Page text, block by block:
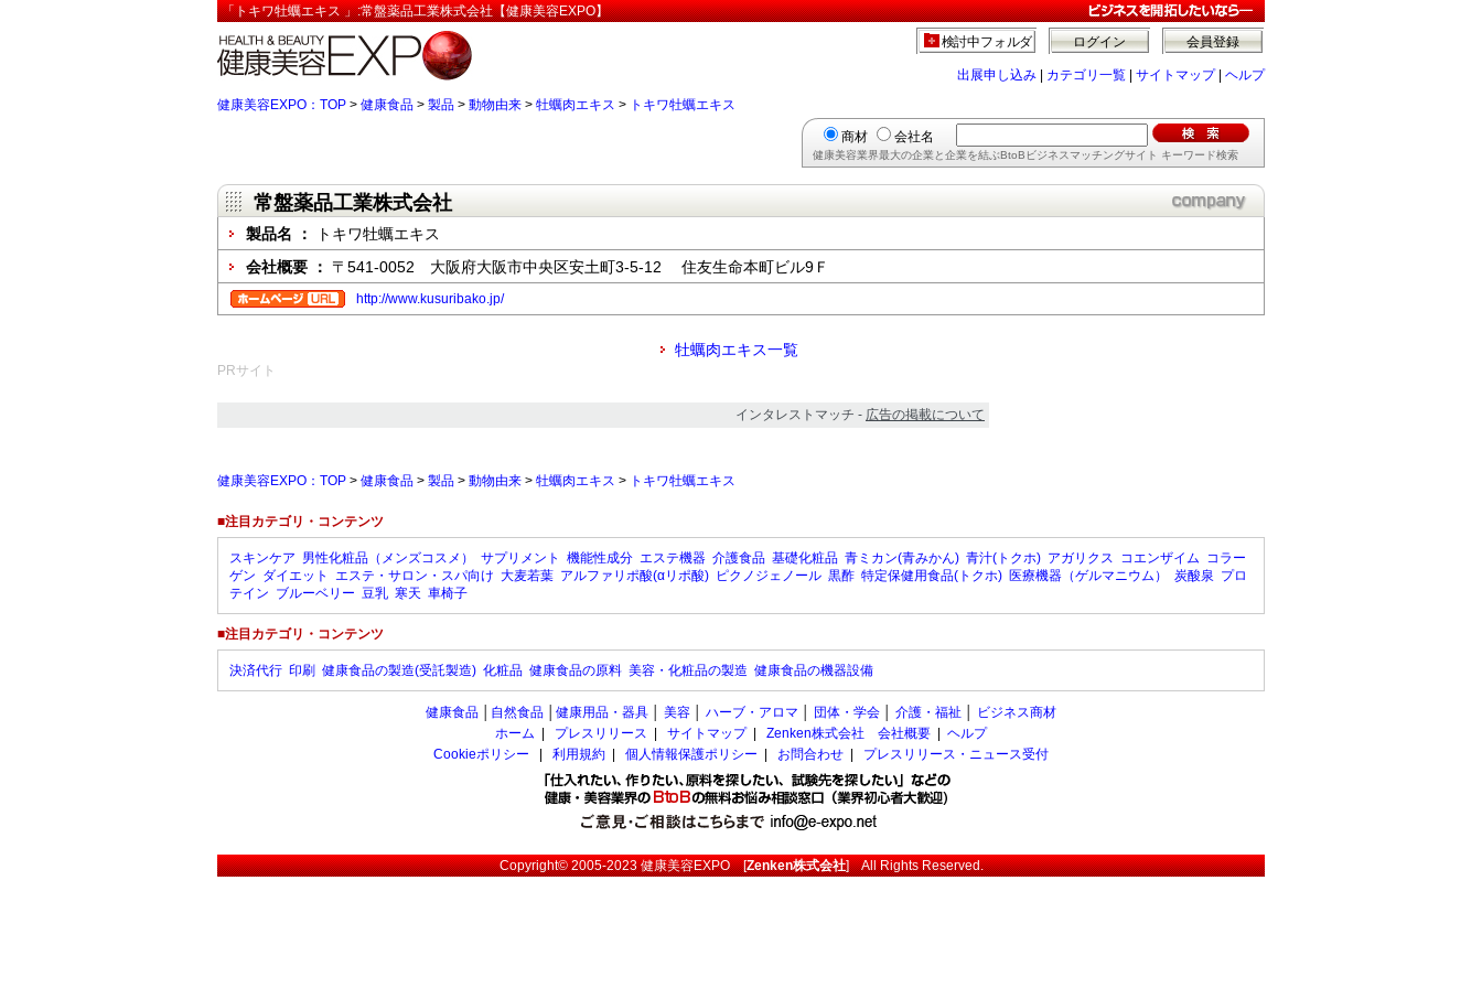
「トキワ牡蠣エキス 」:常盤薬品工業株式会社【健康美容EXPO】
会員登録
ログイン
検討中フォルダ
出展申し込み カテゴリ一覧 サイトマップ| ヘルプ
健康美容EXPO：TOP > 健康食品 > 製品 > 動物由来 > 牡蠣肉エキス > トキワ牡蠣エキス
商材 会社名
健康美容業界最大の企業と企業を結ぶBtoBビジネスマッチングサイト キーワード検索
常盤薬品工業株式会社
製品名 ：
トキワ牡蠣エキス
会社概要 ： 〒541-0052 大阪府大阪市中央区安土町3-5-12 住友生命本町ビル9Ｆ
http://www.kusuribako.jp/
牡蠣肉エキス一覧
PRサイト
インタレストマッチ - 広告の掲載について
健康美容EXPO：TOP > 健康食品 > 製品 > 動物由来 > 牡蠣肉エキス > トキワ牡蠣エキス
■注目カテゴリ・コンテンツ
スキンケア 男性化粧品（メンズコスメ） サプリメント 機能性成分 エステ機器 介護食品 基礎化粧品 青ミカン(青みかん) 青汁(トクホ) アガリクス コエンザイム コラー
ゲン ダイエット エステ・サロン・スパ向け 大麦若葉 アルファリポ酸(αリポ酸) ピクノジェノール 黒酢 特定保健用食品(トクホ) 医療機器（ゲルマニウム） 炭酸泉 プロ
テイン ブルーベリー 豆乳 寒天 車椅子
■注目カテゴリ・コンテンツ
決済代行 印刷 健康食品の製造(受託製造) 化粧品 健康食品の原料 美容・化粧品の製造 健康食品の機器設備
健康食品 自然食品 健康用品・器具 美容 ハーブ・アロマ 団体・学会 介護・福祉
ビジネス商材
ホーム
プレスリリース サイトマップ| Zenken株式会社 会社概要
ヘルプ
Cookieポリシー
利用規約 個人情報保護ポリシー お問合わせ プレスリリース・ニュース受付
Copyright© 2005-2023健康美容EXPO[Zenken株式会社] All Rights Reserved.